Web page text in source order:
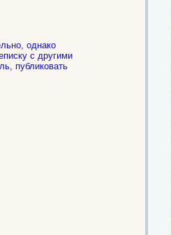
однако
с другими
публиковать